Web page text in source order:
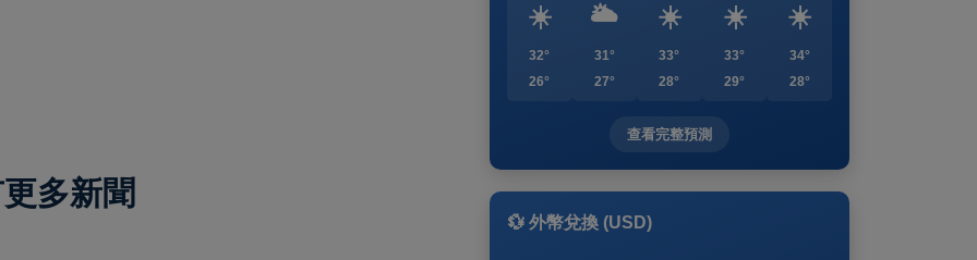
多新聞
☀️
32°
26°
🌥️
31°
27°
☀️
33°
28°
☀️
33°
29°
☀️
34°
28°
查看完整預測
💱 外幣兌換 (USD)